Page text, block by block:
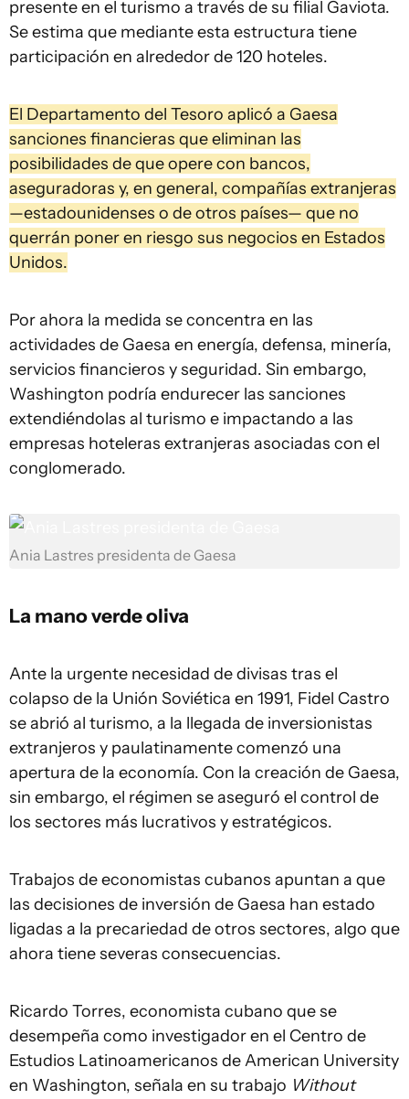
presente en el turismo a través de su filial Gaviota.
Se estima que mediante esta estructura tiene
participación en alrededor de 120 hoteles.
El Departamento del Tesoro aplicó a Gaesa
sanciones financieras que eliminan las
posibilidades de que opere con bancos,
aseguradoras y, en general, compañías extranjeras
—estadounidenses o de otros países— que no
querrán poner en riesgo sus negocios en Estados
Unidos.
Por ahora la medida se concentra en las
actividades de Gaesa en energía, defensa, minería,
servicios financieros y seguridad. Sin embargo,
Washington podría endurecer las sanciones
extendiéndolas al turismo e impactando a las
empresas hoteleras extranjeras asociadas con el
conglomerado.
Ania Lastres presidenta de Gaesa
La mano verde oliva
Ante la urgente necesidad de divisas tras el
colapso de la Unión Soviética en 1991, Fidel Castro
se abrió al turismo, a la llegada de inversionistas
extranjeros y paulatinamente comenzó una
apertura de la economía. Con la creación de Gaesa,
sin embargo, el régimen se aseguró el control de
los sectores más lucrativos y estratégicos.
Trabajos de economistas cubanos apuntan a que
las decisiones de inversión de Gaesa han estado
ligadas a la precariedad de otros sectores, algo que
ahora tiene severas consecuencias.
Ricardo Torres, economista cubano que se
desempeña como investigador en el Centro de
Estudios Latinoamericanos de American University
en Washington, señala en su trabajo Without